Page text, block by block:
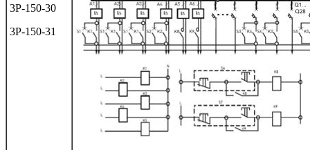
3Р-150-30
3Р-150-31